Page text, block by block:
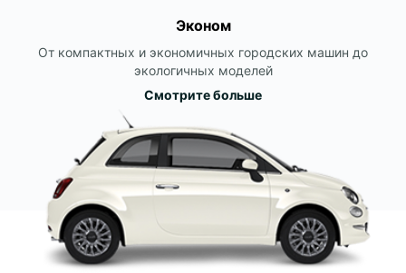
Эконом
От компактных и экономичных городских машин до
экологичных моделей
Смотрите больше